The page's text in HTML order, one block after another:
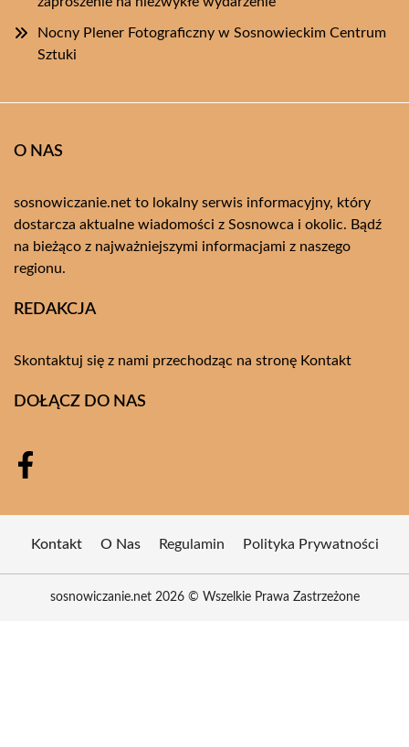
Nocny Plener Fotograficzny w Sosnowieckim Centrum
Sztuki
O NAS
sosnowiczanie.net to lokalny serwis informacyjny, który
dostarcza aktualne wiadomości z Sosnowca i okolic. Bądź
na bieżąco z najważniejszymi informacjami z naszego
regionu.
REDAKCJA
Skontaktuj się z nami przechodząc na stronę Kontakt
DOŁĄCZ DO NAS
Kontakt O Nas Regulamin Polityka Prywatności
sosnowiczanie.net 2026 © Wszelkie Prawa Zastrzeżone